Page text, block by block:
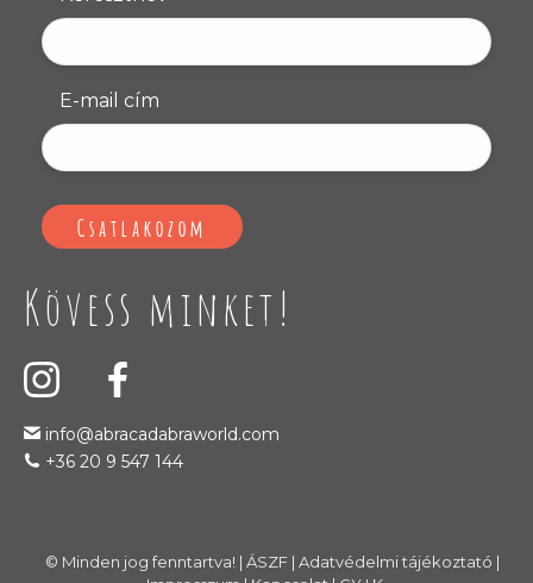
E-mail cím
Kövess minket!
info@abracadabraworld.com
+36 20 9 547 144
© Minden jog fenntartva! | ÁSZF| Adatvédelmi tájékoztató |